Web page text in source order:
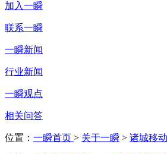
加入一瞬
联系一瞬
一瞬新闻
行业新闻
一瞬观点
相关问答
位置： 一瞬首页 > 关于一瞬 > 诸城移